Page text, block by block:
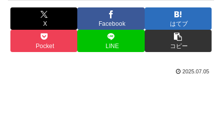
X Facebook はてブ
Pocket LINE コピー
2025.07.05